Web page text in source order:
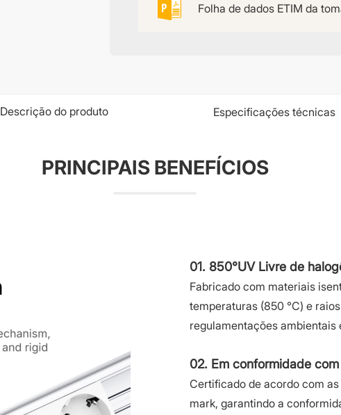
Folha de dados ETIM da
Descrição do produto Especificações técnicas
PRINCIPAIS BENEFÍCIOS
01. 850°UV Livre de
Fabricado com materiais
temperaturas (850 °C) e
regulamentações ambientais
02. Em conformidade
Certificado de acordo com
mark, garantindo a